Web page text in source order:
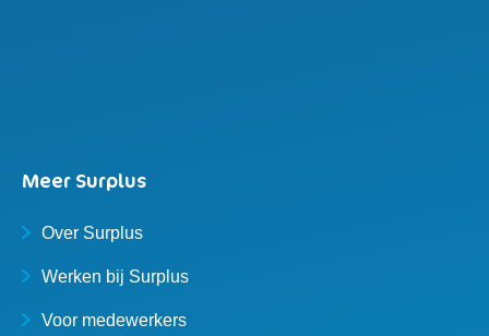
Meer Surplus
Over Surplus
Werken bij Surplus
Voor medewerkers